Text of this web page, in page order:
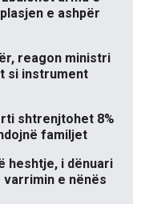
e ashpër
reagon ministri
si instrument
shtrenjtohet 8%
familjet
heshtje, i dënuari
varrimin e nënës